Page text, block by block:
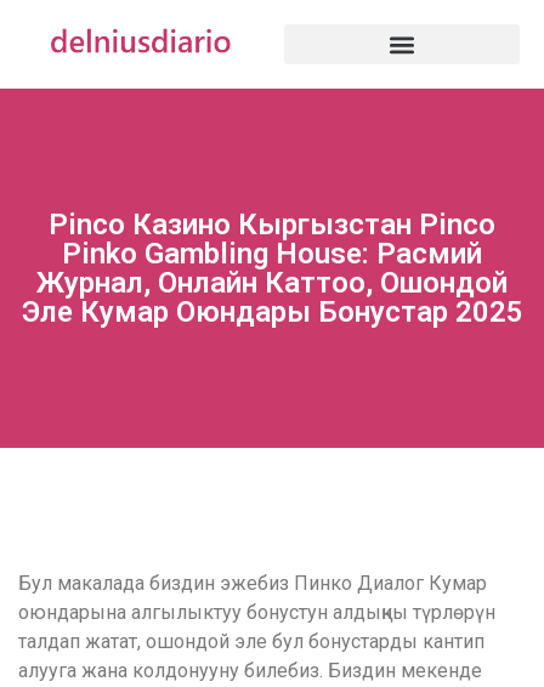
Pinco Казино Кыргызстан Pinco
Pinko Gambling House: Расмий
Журнал, Онлайн Каттоо, Ошондой
Эле Кумар Оюндары Бонустар 2025
Бул макалада биздин эжебиз Пинко Диалог Кумар
оюндарына алгылыктуу бонустун алдыңкы түрлөрүн
талдап жатат, ошондой эле бул бонустарды кантип
алууга жана колдонууну билебиз. Биздин мекенде